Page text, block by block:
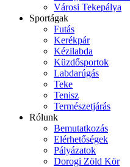
Városi Tekepálya
Sportágak
Futás
Kerékpár
Kézilabda
Küzdősportok
Labdarúgás
Teke
Tenisz
Természetjárás
Rólunk
Bemutatkozás
Elérhetőségek
Pályázatok
Dorogi Zöld Kör